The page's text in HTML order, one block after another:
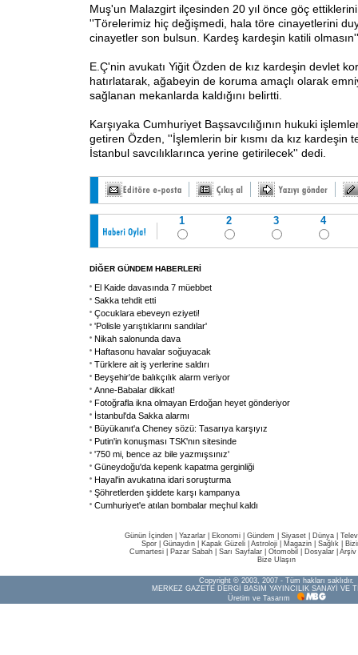
Muş'un Malazgirt ilçesinden 20 yıl önce göç
''Törelerimiz hiç değişmedi, hala töre cinayetlerini
cinayetler son bulsun. Kardeş kardeşin katili
E.Ç'nin avukatı Yiğit Özden de kız kardeşin devlet
hatırlatarak, ağabeyin de koruma amaçlı olarak
sağlanan mekanlarda kaldığını belirtti.
Karşıyaka Cumhuriyet Başsavcılığının hukuki
getiren Özden, ''İşlemlerin bir kısmı da kız kardeşin
İstanbul savcılıklarınca yerine getirilecek'' dedi.
1 2 3 4
DİĞER GÜNDEM HABERLERİ
El Kaide davasında 7 müebbet
Sakka tehdit etti
Çocuklara ebeveyn eziyeti!
'Polisle yarıştıklarını sandılar'
Nikah salonunda dava
Haftasonu havalar soğuyacak
Türklere ait iş yerlerine saldırı
Beyşehir'de balıkçılık alarm veriyor
Anne-Babalar dikkat!
Fotoğrafla ikna olmayan Erdoğan heyet gönderiyor
İstanbul'da Sakka alarmı
Büyükanıt'a Cheney sözü: Tasarıya karşıyız
Putin'in konuşması TSK'nın sitesinde
'750 mi, bence az bile yazmışsınız'
Güneydoğu'da kepenk kapatma gerginliği
Hayal'in avukatına idari soruşturma
Şöhretlerden şiddete karşı kampanya
Cumhuriyet'e atılan bombalar meçhul kaldı
Günün İçinden Yazarlar Ekonomi Gündem Siyaset Dünya |
Spor
Günaydın Kapak Güzeli Astroloji Magazin Sağlık
Cumartesi
Pazar Sabah Sarı Sayfalar Otomobil Dosyalar Arşiv
Bize Ulaşın
Copyright © 2003, 2007 - Tüm hakları saklıdır.
MERKEZ GAZETE DERGİ BASIM YAYINCILIK SANAYİ VE
Üretim ve Tasarım